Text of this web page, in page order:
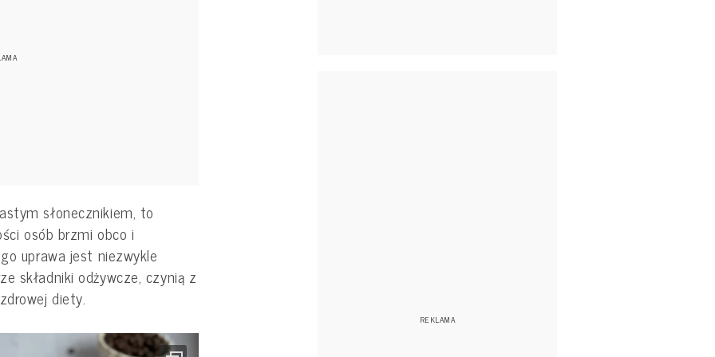
słonecznikiem, to
osób brzmi obco i
uprawa jest niezwykle
składniki odżywcze, czynią z
diety.